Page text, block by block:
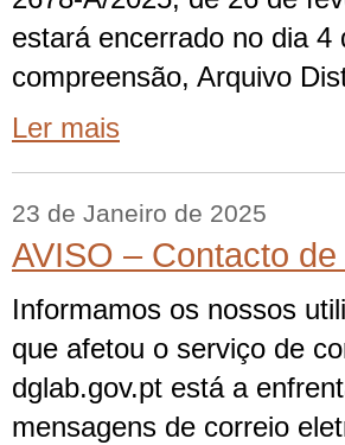
estará encerrado no dia
compreensão, Arquivo
Ler mais
23 de Janeiro de 2025
AVISO – Contacto
Informamos os nossos
que afetou o serviço de
dglab.gov.pt está a
mensagens de correio